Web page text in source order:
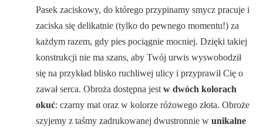
Pasek zaciskowy, do którego przypinamy smycz pracuje i
zaciska się delikatnie (tylko do pewnego momentu!) za
każdym razem, gdy pies pociągnie mocniej. Dzięki takiej
konstrukcji nie ma szans, aby Twój urwis wyswobodził
się na przykład blisko ruchliwej ulicy i przyprawił Cię o
zawał serca. Obroża dostępna jestw dwóch kolorach
okuć: czarny mat oraz w kolorze różowego złota. Obroże
szyjemy z taśmy zadrukowanej dwustronnie wunikalne